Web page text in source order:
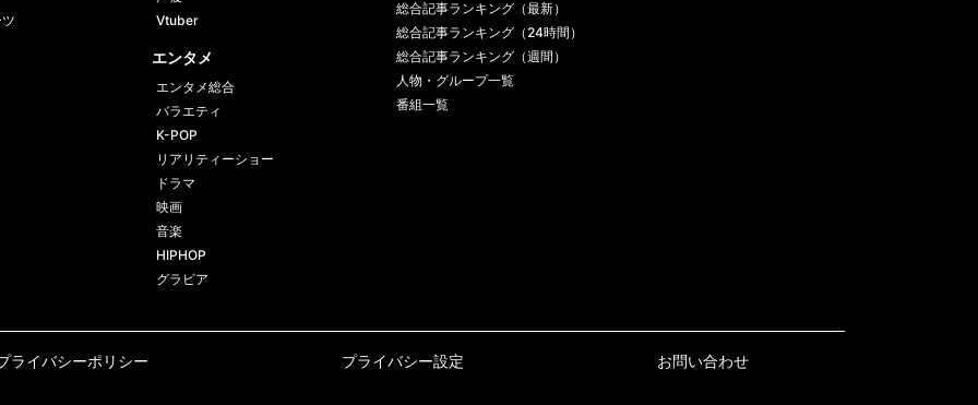
Vtuber
エンタメ
エンタメ総合
バラエティ
K-POP
リアリティーショー
ドラマ
映画
音楽
HIPHOP
グラビア
総合記事ランキング（最新）
総合記事ランキング（24時間）
総合記事ランキング（週間）
人物・グループ一覧
番組一覧
ライバシーポリシー プライバシー設定 お問い合わせ